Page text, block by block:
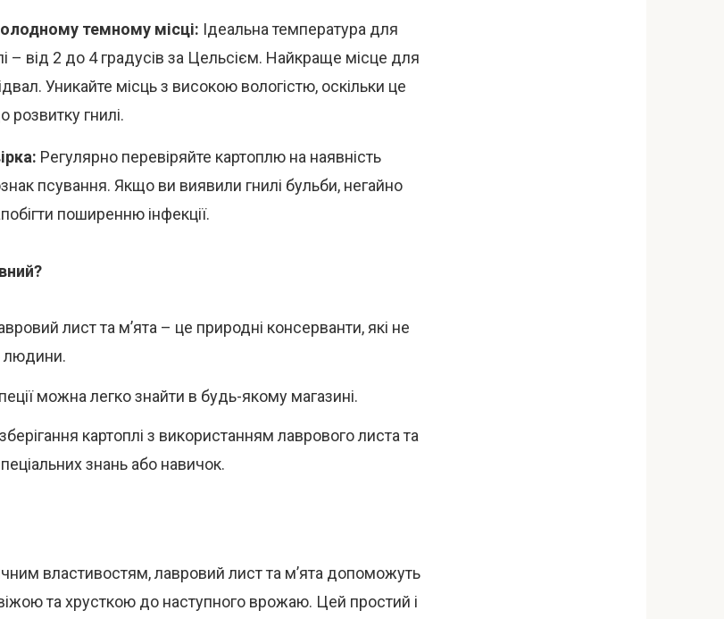
темному місці: Ідеальна температура для
– від 2 до 4 градусів за Цельсієм. Найкраще місце для
Уникайте місць з високою вологістю, оскільки це
гнилі.
Регулярно перевіряйте картоплю на наявність
псування. Якщо ви виявили гнилі бульби, негайно
поширенню інфекції.
лист та м’ята – це природні консерванти, які не
людини.
можна легко знайти в будь-якому магазині.
картоплі з використанням лаврового листа та
знань або навичок.
властивостям, лавровий лист та м’ята допоможуть
та хрусткою до наступного врожаю. Цей простий і